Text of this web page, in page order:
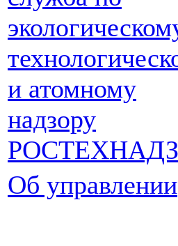
Об управлении